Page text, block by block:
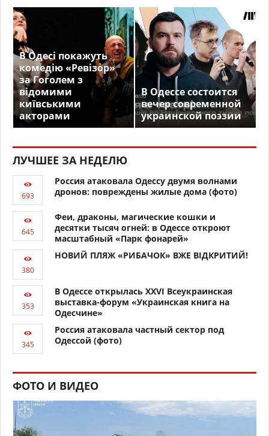
В Одесі покажуть
комедію «Ревізор»
за Гоголем з
відомими
київськими
акторами
В Одессе состоится
вечер современной
украинской поэзии
ЛУЧШЕЕ ЗА НЕДЕЛЮ
Россия атаковала Одессу двумя волнами
дронов: повреждены жилые дома (фото)
Феи, драконы, магические кошки и
десятки тысяч огней: в Одессе откроют
масштабный «Парк фонарей»
НОВИЙ ПЛЯЖ «РИБАЧОК» ВЖЕ ВІДКРИТИЙ!
В Одессе открылась XXVI Всеукраинская
выставка-форум «Украинская книга на
Одесчине»
Россия атаковала частный сектор под
Одессой (фото)
ФОТО И ВИДЕО